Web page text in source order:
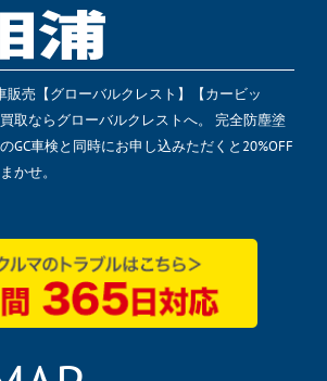
販売【グローバルクレスト】【カービッ
取ならグローバルクレストへ。 完全防塵塗
GC車検と同時にお申し込みただくと20%OFF
かせ。